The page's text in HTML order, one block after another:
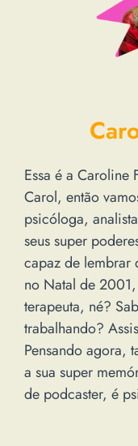
Essa é a Caroline
Carol, então
psicóloga,
seus super
capaz de lembrar
no Natal de
terapeuta, né?
trabalhando?
Pensando agora,
a sua super
de podcaster, é